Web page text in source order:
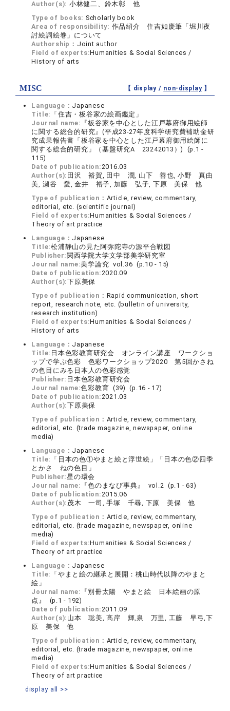
Author(s): 小林健二、鈴木彰 他
Type of books: Scholarly book
Area of responsibility: 作品紹介 住吉如慶筆「堀川夜
討絵詞絵巻」について
Authorship： Joint author
Field of experts:Humanities & Social Sciences /
History of arts
MISC 【 display / non-display】
Language： Japanese
Title: 「住吉・板谷家の絵画鑑定」
Journal name: 『板谷家を中心とした江戸幕府御用絵師
に関する総合的研究』(平成23-27年度科学研究費補助金研
究成果報告書「板谷家を中心とした江戸幕府御用絵師に
関する総合的研究」（基盤研究A 23242013）) (p.1 -
115)
Date of publication:2016.03
Author(s): 田沢 裕賀, 田中 潤, 山下 善也, 小野 真由
美, 瀬谷 愛, 金井 裕子, 加藤 弘子, 下原 美保 他
Type of publication： Article, review, commentary,
editorial, etc. (scientific journal)
Field of experts:Humanities & Social Sciences /
Theory of art practice
Language： Japanese
Title:松浦静山の見た阿弥陀寺の源平合戦図
Publisher: 関西学院大学文学部美学研究室
Journal name:美学論究 vol.36 (p.10 - 15)
Date of publication:2020.09
Author(s):下原美保
Type of publication： Rapid communication, short
report, research note, etc. (bulletin of university,
research institution)
Field of experts:Humanities & Social Sciences /
History of arts
Language： Japanese
Title: 日本色彩教育研究会 オンライン講座 ワークショ
ップで学ぶ色彩 色彩ワークショップ2020 第5回かさね
の色目にみる日本人の色彩感覚
Publisher: 日本色彩教育研究会
Journal name:色彩教育 (39) (p.16 - 17)
Date of publication:2021.03
Author(s):下原美保
Type of publication： Article, review, commentary,
editorial, etc. (trade magazine, newspaper, online
media)
Language： Japanese
Title: 「日本の色①やまと絵と浮世絵」「日本の色②四季
とかさ ねの色目」
Publisher:星の環会
Journal name: 『色のまなび事典』 vol.2 (p.1 - 63)
Date of publication:2015.06
Author(s): 茂木 一司, 手塚 千尋, 下原 美保 他
Type of publication： Article, review, commentary,
editorial, etc. (trade magazine, newspaper, online
media)
Field of experts:Humanities & Social Sciences /
Theory of art practice
Language： Japanese
Title: 「やまと絵の継承と展開：桃山時代以降のやまと
絵」
Journal name: 『別冊太陽 やまと絵 日本絵画の原
点』 (p.1 - 192)
Date of publication:2011.09
Author(s): 山本 聡美, 髙岸 輝,泉 万里, 工藤 早弓,下
原 美保 他
Type of publication： Article, review, commentary,
editorial, etc. (trade magazine, newspaper, online
media)
Field of experts:Humanities & Social Sciences /
Theory of art practice
display all >>